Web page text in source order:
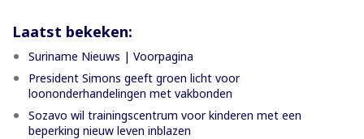
Laatst bekeken:
Suriname Nieuws | Voorpagina
President Simons geeft groen licht voor
loononderhandelingen met vakbonden
Sozavo wil trainingscentrum voor kinderen met een
beperking nieuw leven inblazen